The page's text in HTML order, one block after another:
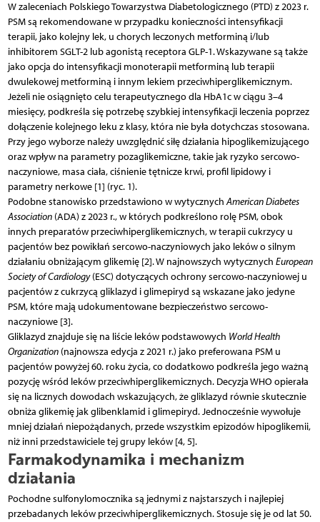
W zaleceniach Polskiego Towarzystwa Diabetologicznego (PTD) z 2023 r.
PSM są rekomendowane w przypadku konieczności intensyfikacji
terapii, jako kolejny lek, u chorych leczonych metforminą i/lub
inhibitorem SGLT-2 lub agonistą receptora GLP-1. Wskazywane są także
jako opcja do intensyfikacji monoterapii metforminą lub terapii
dwulekowej metforminą i innym lekiem przeciwhiperglikemicznym.
Jeżeli nie osiągnięto celu terapeutycznego dla HbA1c w ciągu 3–4
miesięcy, podkreśla się potrzebę szybkiej intensyfikacji leczenia poprzez
dołączenie kolejnego leku z klasy, która nie była dotychczas stosowana.
Przy jego wyborze należy uwzględnić siłę działania hipoglikemizującego
oraz wpływ na parametry pozaglikemiczne, takie jak ryzyko sercowo-
naczyniowe, masa ciała, ciśnienie tętnicze krwi, profil lipidowy i
parametry nerkowe [1] (ryc. 1).
Podobne stanowisko przedstawiono w wytycznychAmerican Diabetes
Association(ADA) z 2023 r., w których podkreślono rolę PSM, obok
innych preparatów przeciwhiperglikemicznych, w terapii cukrzycy u
pacjentów bez powikłań sercowo-naczyniowych jako leków o silnym
działaniu obniżającym glikemię [2]. W najnowszych wytycznych European
Society of Cardiology(ESC) dotyczących ochrony sercowo-naczyniowej u
pacjentów z cukrzycą gliklazyd i glimepiryd są wskazane jako jedyne
PSM, które mają udokumentowane bezpieczeństwo sercowo-
naczyniowe [3].
Gliklazyd znajduje się na liście leków podstawowych World Health
Organization(najnowsza edycja z 2021 r.) jako preferowana PSM u
pacjentów powyżej 60. roku życia, co dodatkowo podkreśla jego ważną
pozycję wśród leków przeciwhiperglikemicznych. Decyzja WHO opierała
się na licznych dowodach wskazujących, że gliklazyd równie skutecznie
obniża glikemię jak glibenklamid i glimepiryd. Jednocześnie wywołuje
mniej działań niepożądanych, przede wszystkim epizodów hipoglikemii,
niż inni przedstawiciele tej grupy leków [4, 5].
Farmakodynamika i mechanizm
działania
Pochodne sulfonylomocznika są jednymi z najstarszych i najlepiej
przebadanych leków przeciwhiperglikemicznych. Stosuje się je od lat 50.